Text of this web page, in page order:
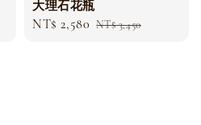
大理石花瓶
Sale
NT$ 2,580 Regular
NT$ 3,450